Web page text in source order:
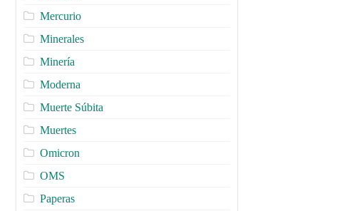
Mercurio
Minerales
Minería
Moderna
Muerte Súbita
Muertes
Omicron
OMS
Paperas